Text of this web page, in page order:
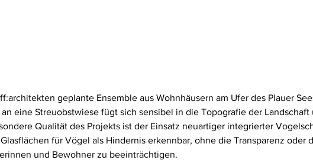
geplante Ensemble aus Wohnhäusern am Ufer des Plauer
eine Streuobstwiese fügt sich sensibel in die Topografie der Landschaft
Qualität des Projekts ist der Einsatz neuartiger integrierter
für Vögel als Hindernis erkennbar, ohne die Transparenz oder
und Bewohner zu beeinträchtigen.